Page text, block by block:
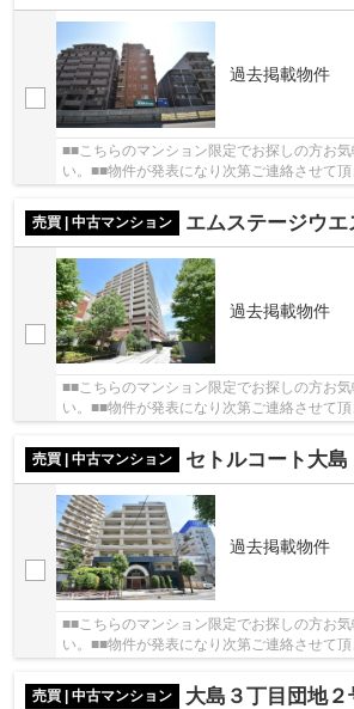
過去掲載物件
■■こちらのマンション限定でお探しの方お
い。■■物件が発表になり次第ご連絡させて頂
売買 | 中古マンション エムステージウエ
過去掲載物件
■■こちらのマンション限定でお探しの方お
い。■■物件が発表になり次第ご連絡させて頂
売買 | 中古マンション セトルコート大島
過去掲載物件
■■こちらのマンション限定でお探しの方お
い。■■物件が発表になり次第ご連絡させて頂
売買 | 中古マンション 大島３丁目団地２